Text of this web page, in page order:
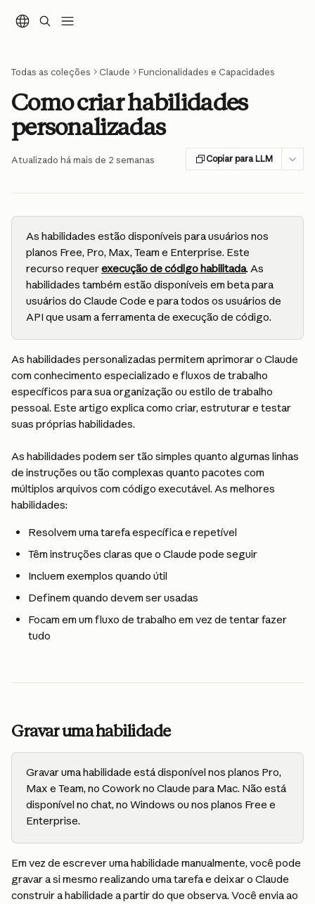
Todas as coleções Claude Funcionalidades e Capacidades
Como criar habilidades
personalizadas
Atualizado há mais de 2 semanas Copiar para LLM
As habilidades estão disponíveis para usuários nos
planos Free, Pro, Max, Team e Enterprise. Este
recurso requer execução de código habilitada. As
habilidades também estão disponíveis em beta para
usuários do Claude Code e para todos os usuários de
API que usam a ferramenta de execução de código.
As habilidades personalizadas permitem aprimorar o Claude
com conhecimento especializado e fluxos de trabalho
específicos para sua organização ou estilo de trabalho
pessoal. Este artigo explica como criar, estruturar e testar
suas próprias habilidades.
As habilidades podem ser tão simples quanto algumas linhas
de instruções ou tão complexas quanto pacotes com
múltiplos arquivos com código executável. As melhores
habilidades:
Resolvem uma tarefa específica e repetível
Têm instruções claras que o Claude pode seguir
Incluem exemplos quando útil
Definem quando devem ser usadas
Focam em um fluxo de trabalho em vez de tentar fazer
tudo
Gravar uma habilidade
Gravar uma habilidade está disponível nos planos Pro,
Max e Team, no Cowork no Claude para Mac. Não está
disponível no chat, no Windows ou nos planos Free e
Enterprise.
Em vez de escrever uma habilidade manualmente, você pode
gravar a si mesmo realizando uma tarefa e deixar o Claude
construir a habilidade a partir do que observa. Você envia ao